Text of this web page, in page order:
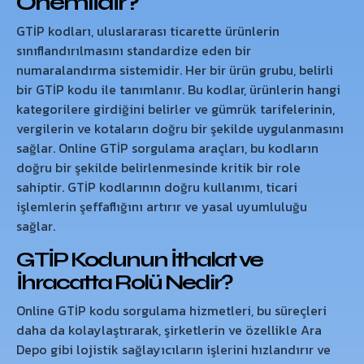
GTİP kodları, uluslararası ticarette ürünlerin
sınıflandırılmasını standardize eden bir
numaralandırma sistemidir. Her bir ürün grubu, belirli
bir GTİP kodu ile tanımlanır. Bu kodlar, ürünlerin hangi
kategorilere girdiğini belirler ve gümrük tarifelerinin,
vergilerin ve kotaların doğru bir şekilde uygulanmasını
sağlar. Online GTİP sorgulama araçları, bu kodların
doğru bir şekilde belirlenmesinde kritik bir role
sahiptir. GTİP kodlarının doğru kullanımı, ticari
işlemlerin şeffaflığını artırır ve yasal uyumluluğu
sağlar.
GTİP Kodunun İthalat ve
İhracatta Rolü Nedir?
Online GTİP kodu sorgulama hizmetleri, bu süreçleri
daha da kolaylaştırarak, şirketlerin ve özellikle Ara
Depo gibi lojistik sağlayıcıların işlerini hızlandırır ve